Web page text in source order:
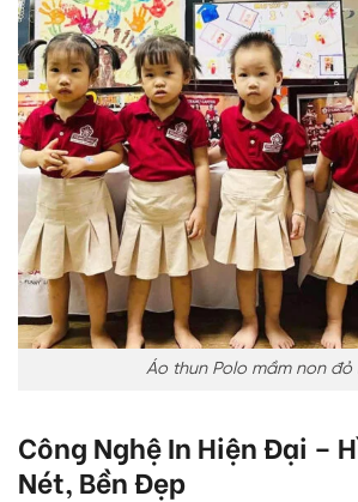
Áo thun Polo mầm non đỏ
Công Nghệ In Hiện Đại –
Nét, Bền Đẹp